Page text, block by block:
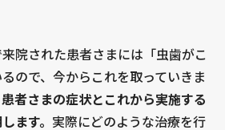
院された患者さまには「虫歯がこ
ので、今からこれを取っていきま
患者さまの症状とこれから実施する
ます。 実際にどのような治療を行